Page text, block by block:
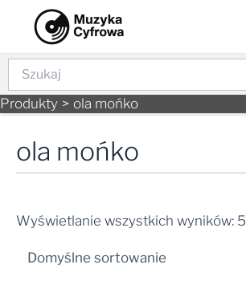
content
Szukaj
Produkty ola mońko
ola mońko
Wyświetlanie wszystkich wyników: 5